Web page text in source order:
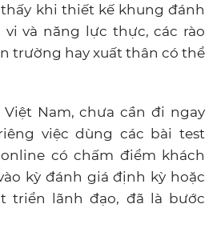
khi thiết kế khung đánh
và năng lực thực, các rào
trường hay xuất thân có thể
Nam, chưa cần đi ngay
việc dùng các bài test
có chấm điểm khách
kỳ đánh giá định kỳ hoặc
triển lãnh đạo, đã là bước